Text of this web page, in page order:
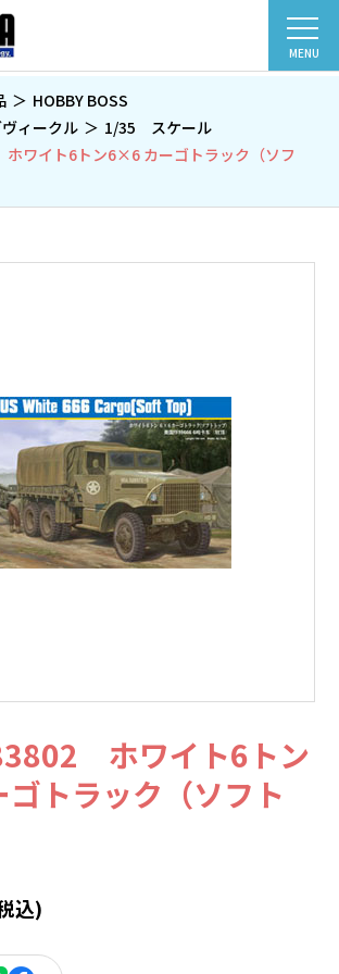
MENU
HOBBY BOSS
ィークル
1/35 スケール
ワイト6トン6×6 カーゴトラック（ソフ
ホワイト6トン
トラック（ソフト
込)